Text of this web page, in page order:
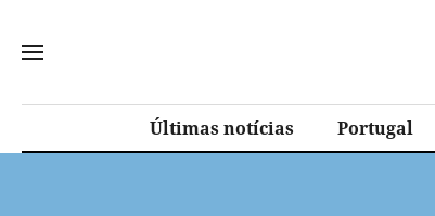
Últimas notícias Portugal